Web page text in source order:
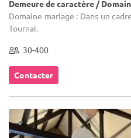
Demeure de caractère /
Domaine mariage : Dans un
Tournai.
30-400
Contacter